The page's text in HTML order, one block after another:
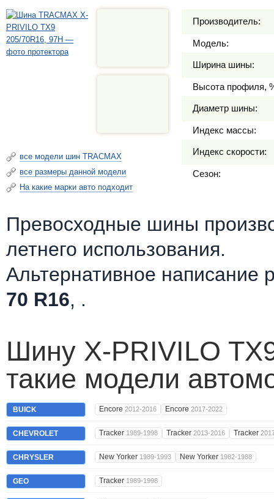
все модели шин TRACMAX
все размеры данной модели
На какие марки авто подходит
Производитель:
Модель:
Ширина шины:
Высота профиля,
Диаметр шины:
Индекс массы:
Индекс скорости:
Сезон:
Превосходные шины
летнего использования.
Альтернативное написание
70 R16, .
Шину X-PRIVILO
такие модели
BUICK Encore 2012-2016 Encore 2017-2022
CHEVROLET Tracker 1989-1998 Tracker 2013-2016 Tracker
CHRYSLER New Yorker 1989-1993 New Yorker 1982-1988
GEO Tracker 1989-1998